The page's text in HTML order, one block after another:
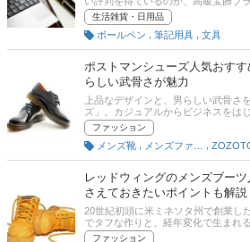
ンです。世界5大ジュエラーのひと
ジュアリーなデザインが魅力で、ジ
で使えます。この記事では、高級宝
ルペンの選び方やおすすめ商品をご
トス ドゥ カルティエ」、紳士にピ
ど、人気シリーズについても解説し
通販サイトの人気売れ筋ランキング
の一本をお探しの方は、ぜひ最後ま
生活雑貨・日用品
ボールペン
筆記用具 文具
ポストマンシューズ人気おす
らしい武骨さが魅力
上品なデザインと、男らしい武骨さ
ズ」。カジュアルからビジネスをは
デまで、幅広く合わせられるアイテ
ンシューズの選び方とおすすめ商品
グ」や「ダナー」など、人気ブラン
ちろん、サイズ感やソールの素材も
ファッション
メンズ靴
レッドウィングのメンズブー
さえておきたいポイントも解説
20世紀初頭に米ミネソタ州で創業し
でタフな作りと、経年変化で生まれ
いのではないでしょうか。この記事
ファッション